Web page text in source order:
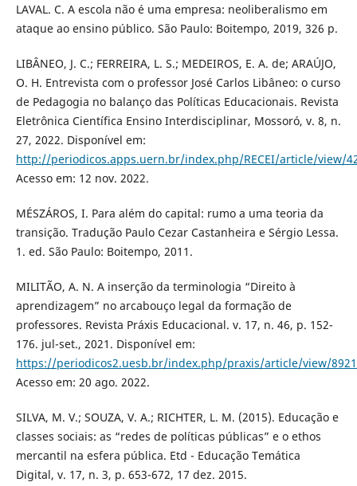
LAVAL. C. A escola não é uma empresa: neoliberalismo em
ataque ao ensino público. São Paulo: Boitempo, 2019, 326 p.
LIBÂNEO, J. C.; FERREIRA, L. S.; MEDEIROS, E. A. de; ARAÚJO,
O. H. Entrevista com o professor José Carlos Libâneo: o curso
de Pedagogia no balanço das Políticas Educacionais. Revista
Eletrônica Científica Ensino Interdisciplinar, Mossoró, v. 8, n.
27, 2022. Disponível em:
http://periodicos.apps.uern.br/index.php/RECEI/article/view/
Acesso em: 12 nov. 2022.
MÉSZÁROS, I. Para além do capital: rumo a uma teoria da
transição. Tradução Paulo Cezar Castanheira e Sérgio Lessa.
1. ed. São Paulo: Boitempo, 2011.
MILITÃO, A. N. A inserção da terminologia “Direito à
aprendizagem” no arcabouço legal da formação de
professores. Revista Práxis Educacional. v. 17, n. 46, p. 152-
176. jul-set., 2021. Disponível em:
https://periodicos2.uesb.br/index.php/praxis/article/view/8921
Acesso em: 20 ago. 2022.
SILVA, M. V.; SOUZA, V. A.; RICHTER, L. M. (2015). Educação e
classes sociais: as “redes de políticas públicas” e o ethos
mercantil na esfera pública. Etd - Educação Temática
Digital, v. 17, n. 3, p. 653-672, 17 dez. 2015.